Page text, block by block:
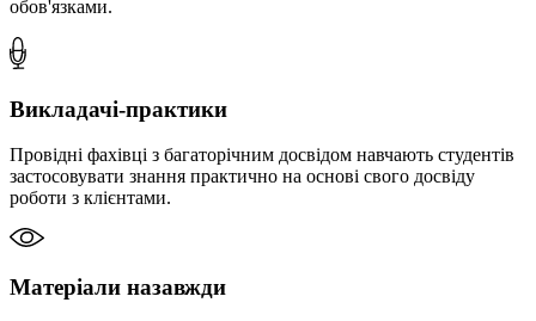
обов'язками.
Викладачі-практики
Провідні фахівці з багаторічним досвідом навчають студентів
застосовувати знання практично на основі свого досвіду
роботи з клієнтами.
Матеріали назавжди